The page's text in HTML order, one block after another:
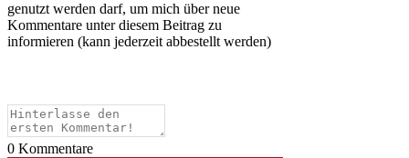
genutzt werden darf, um mich über neue
Kommentare unter diesem Beitrag zu
informieren (kann jederzeit abbestellt werden)
0 Kommentare